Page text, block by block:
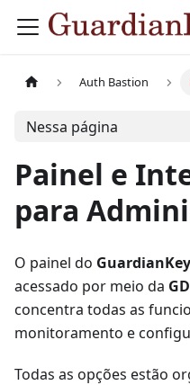
Auth Bastion
Nessa página
Painel e
para
O painel do
acessado por meio da
concentra todas as
monitoramento e
Todas as opções estão